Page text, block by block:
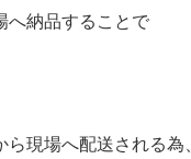
へ納品することで
現場へ配送される為、